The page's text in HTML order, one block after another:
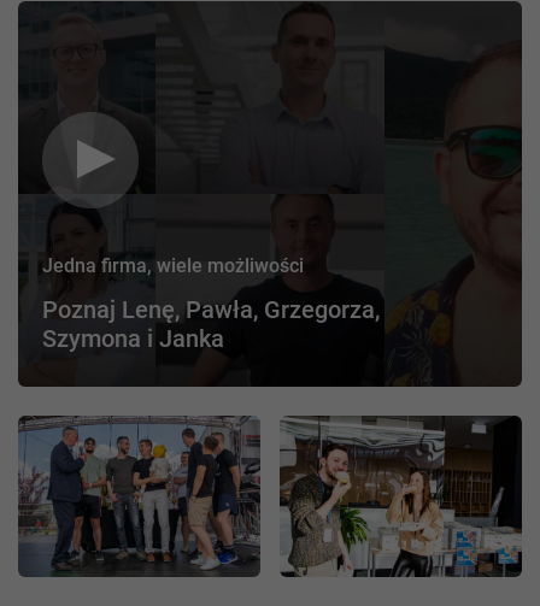
Jedna firma, wiele możliwości
Poznaj Lenę, Pawła, Grzegorza,
Szymona i Janka